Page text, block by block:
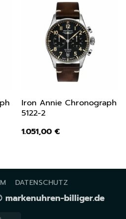
Iron Annie Chronograph
5122-2
1.051,00 €
DATENSCHUTZ
markenuhren-billiger.de